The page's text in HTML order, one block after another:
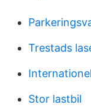
Trestads
Stor lastbil